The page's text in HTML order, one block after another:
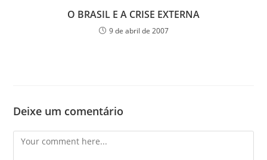
O BRASIL E A CRISE EXTERNA
9 de abril de 2007
Deixe um comentário